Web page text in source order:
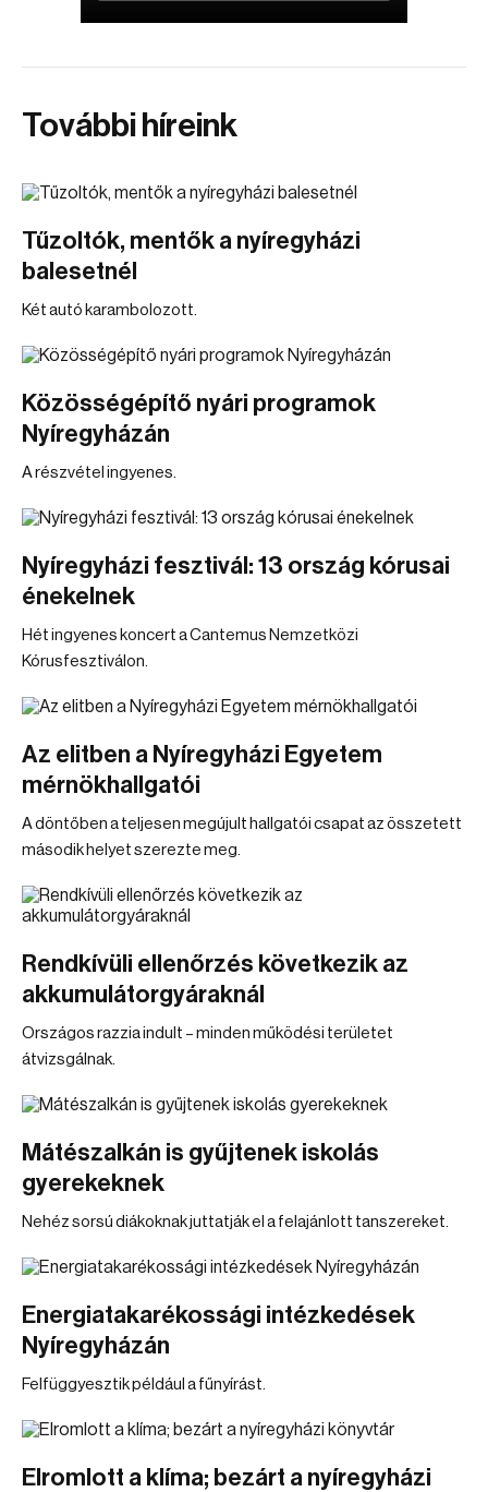
További híreink
Tűzoltók, mentők a nyíregyházi
balesetnél
Két autó karambolozott.
Közösségépítő nyári programok
Nyíregyházán
A részvétel ingyenes.
Nyíregyházi fesztivál: 13 ország kórusai
énekelnek
Hét ingyenes koncert a Cantemus Nemzetközi
Kórusfesztiválon.
Az elitben a Nyíregyházi Egyetem
mérnökhallgatói
A döntőben a teljesen megújult hallgatói csapat az összetett
második helyet szerezte meg.
Rendkívüli ellenőrzés következik az
akkumulátorgyáraknál
Országos razzia indult – minden működési területet
átvizsgálnak.
Mátészalkán is gyűjtenek iskolás
gyerekeknek
Nehéz sorsú diákoknak juttatják el a felajánlott tanszereket.
Energiatakarékossági intézkedések
Nyíregyházán
Felfüggyesztik például a fűnyírást.
Elromlott a klíma; bezárt a nyíregyházi